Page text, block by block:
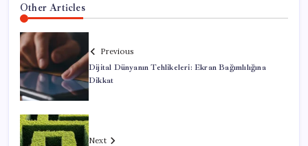
Other Articles
Previous
Dijital Dünyanın Tehlikeleri: Ekran Bağımlılığına
Dikkat
Next